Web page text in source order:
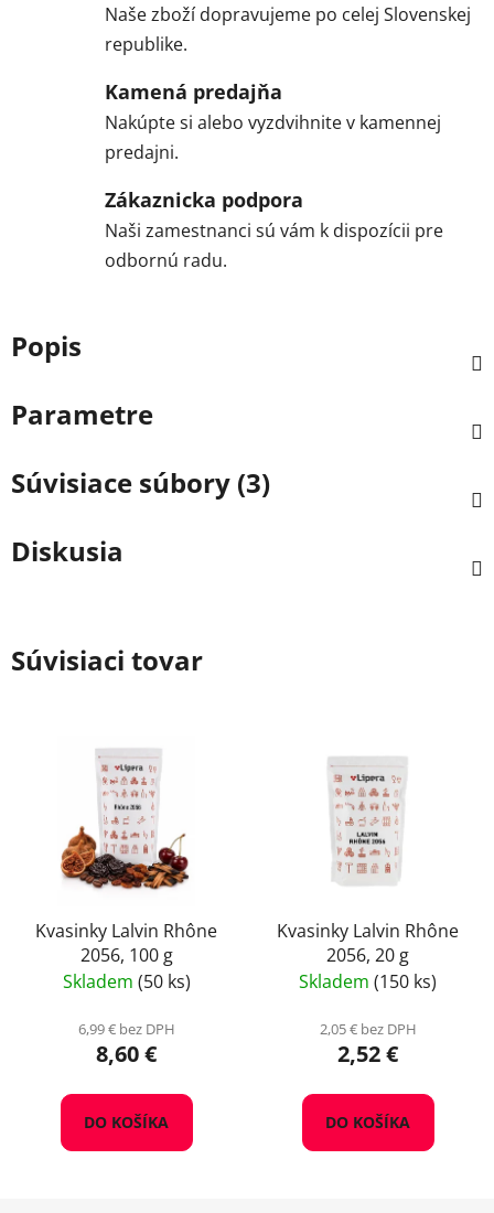
Naše zboží dopravujeme po celej Slovenskej
republike.
Kamená predajňa
Nakúpte si alebo vyzdvihnite v kamennej
predajni.
Zákaznicka podpora
Naši zamestnanci sú vám k dispozícii pre
odbornú radu.
Popis
Parametre
Súvisiace súbory (3)
Diskusia
Súvisiaci tovar
Kvasinky Lalvin Rhône
2056, 100 g
Skladem (50 ks)
6,99 € bez DPH
8,60 €
DO KOŠÍKA
Kvasinky Lalvin Rhône
2056, 20 g
Skladem (150 ks)
2,05 € bez DPH
2,52 €
DO KOŠÍKA